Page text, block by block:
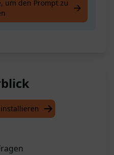
Ich kann Dir
um den Prompt zu
installieren